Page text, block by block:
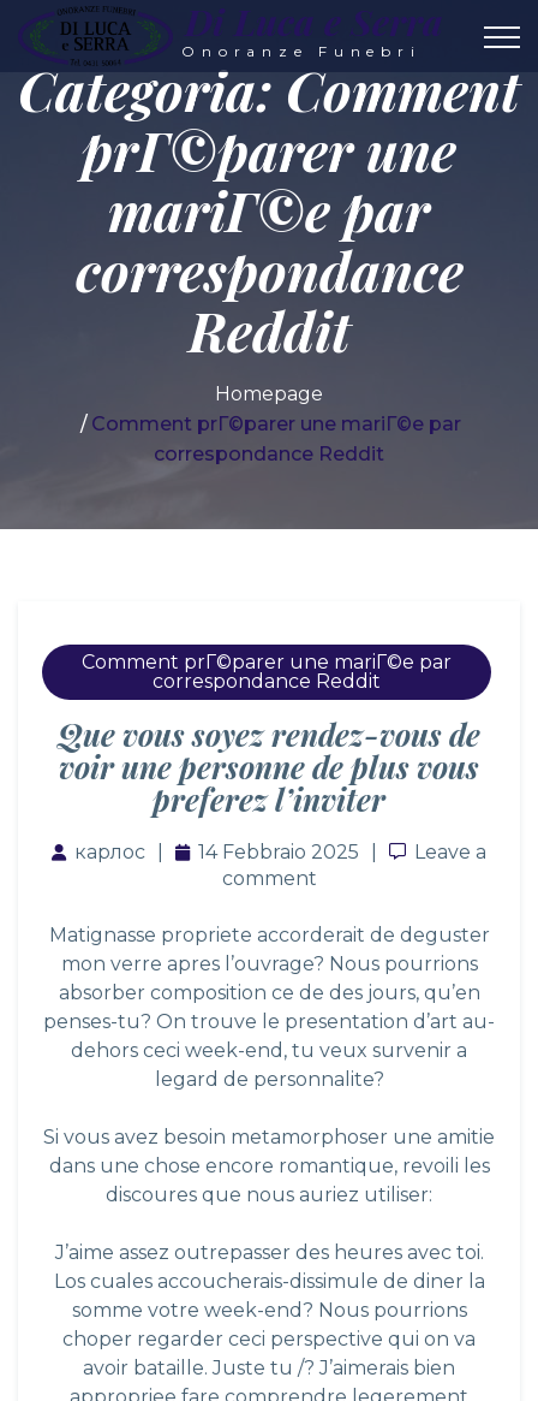
Di Luca e Serra
Onoranze Funebri
Categoria: Comment
prГ©parer une
mariГ©e par
correspondance
Reddit
Homepage
Comment prГ©parer une mariГ©e par
correspondance Reddit
Comment prГ©parer une mariГ©e par
correspondance Reddit
Que vous soyez rendez-vous de
voir une personne de plus vous
preferez l’inviter
карлос 14 Febbraio 2025 Leave a
Leave a
comment
Matignasse propriete accorderait de deguster
mon verre apres l’ouvrage? Nous pourrions
absorber composition ce de des jours, qu’en
penses-tu? On trouve le presentation d’art au-
dehors ceci week-end, tu veux survenir a
legard de personnalite?
Si vous avez besoin metamorphoser une amitie
dans une chose encore romantique, revoili les
discoures que nous auriez utiliser:
J’aime assez outrepasser des heures avec toi.
Los cuales accoucherais-dissimule de diner la
somme votre week-end? Nous pourrions
choper regarder ceci perspective qui on va
avoir bataille. Juste tu /? J’aimerais bien